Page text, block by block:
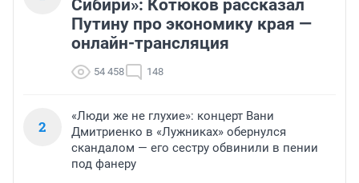
Сибири»: Котюков рассказал
Путину про экономику края —
онлайн-трансляция
54 458 148
2
«Люди же не глухие»: концерт Вани
Дмитриенко в «Лужниках» обернулся
скандалом — его сестру обвинили в пении
под фанеру